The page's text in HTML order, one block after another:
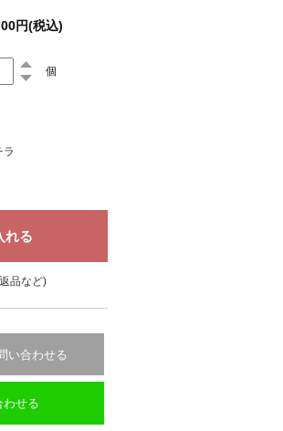
円(税込)
個
ラ
品など)
い合わせる
わせる